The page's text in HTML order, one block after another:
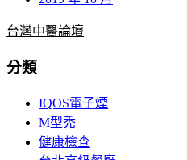
台灣中醫論壇
分類
IQOS電子煙
M型禿
健康檢查